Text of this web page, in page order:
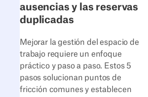
ausencias y las reservas
duplicadas
Mejorar la gestión del espacio de
trabajo requiere un enfoque
práctico y paso a paso. Estos 5
pasos solucionan puntos de
fricción comunes y establecen